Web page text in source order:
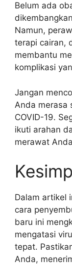
Belum ada
Namun,
terapi cairan,
membantu
komplikasi
Jangan
Anda merasa
COVID-19.
ikuti arahan
merawat
Dalam artikel
cara
baru ini
mengatasi
tepat.
Anda,